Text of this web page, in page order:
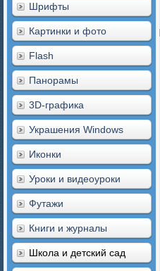
Шрифты
Картинки и фото
Flash
Панорамы
3D-графика
Украшения Windows
Иконки
Уроки и видеоуроки
Футажи
Книги и журналы
Школа и детский сад